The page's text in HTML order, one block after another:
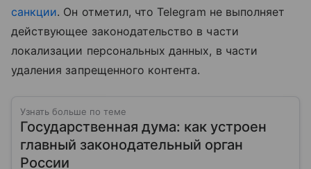
санкции. Он отметил, что Telegram не выполняет
действующее законодательство в части
локализации персональных данных, в части
удаления запрещенного контента.
Узнать больше по теме
Государственная дума: как устроен
главный законодательный орган
России